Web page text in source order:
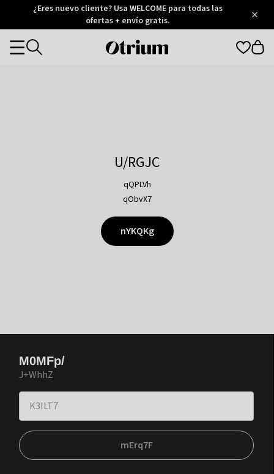
Otrium
Trustpilot
¿Eres nuevo cliente? Usa WELCOME para todas las
ofertas + envío gratis.
Otrium
Categories
U/RGJC
qQPLVh
qObvX7
nYKQKg
M0MFp/
J+WhhZ
mErq7F